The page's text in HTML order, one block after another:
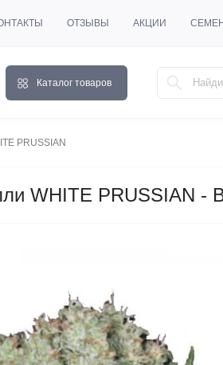
ОТЗЫВЫ АКЦИИ
Каталог товаров
PRUSSIAN
WHITE PRUSSIAN -